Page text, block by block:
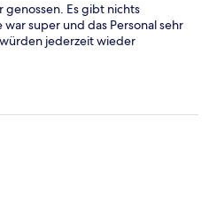
Es gibt nichts
super und das Personal sehr
jederzeit wieder